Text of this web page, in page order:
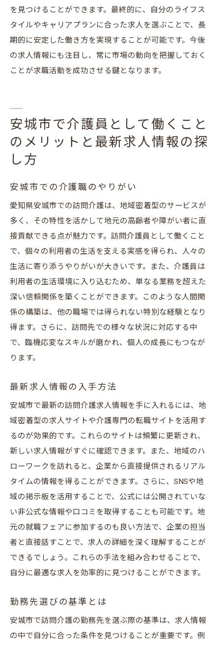
を見つけることができます。最終的に、自分のライフス
タイルやキャリアプランに合った求人を選ぶことで、長
期的に安定した働き方を実現することが可能です。今後
の求人情報にも注目し、常に市場の動向を把握しておく
ことが求職活動を成功させる鍵となります。
安城市で介護員として働くこと
のメリットと最新求人情報の探
し方
安城市での介護職のやりがい
愛知県安城市での訪問介護は、地域密着型のサービスが
多く、その特性を活かして地元の高齢者や障がい者に直
接貢献できる点が魅力です。訪問介護員として働くこと
で、個々の利用者の生活を支える実感を得られ、人々の
生活に寄り添うやりがいが大きいです。また、介護員は
利用者の生活環境に入り込むため、単なる業務を超えた
深い信頼関係を築くことができます。このような人間関
係の構築は、他の職場では得られない特別な経験となり
得ます。さらに、訪問先での様々な状況に対応する中
で、臨機応変なスキルが磨かれ、個人の成長にもつなが
ります。
最新求人情報の入手方法
安城市で最新の訪問介護求人情報を手に入れるには、地
域密着型の求人サイトや介護専門の転職サイトを活用す
るのが効果的です。これらのサイトは頻繁に更新され、
新しい求人情報がすぐに確認できます。また、地域のハ
ローワークを訪れると、企業から直接提供されるリアル
タイムの情報を得ることができます。さらに、SNSや地
域の掲示板を活用することで、公式には公開されていな
い非公式な情報や口コミを取得することも可能です。地
元の就職フェアに参加するのも良い方法で、企業の担当
者と直接話すことで、求人の詳細を深く理解することが
できるでしょう。これらの手法を組み合わせることで、
自分に最適な求人を効率的に見つけることができます。
勤務先選びの基準とは
安城市で訪問介護の勤務先を選ぶ際の基準は、求人情報
の中で自分に合った条件を見つけることが重要です。例